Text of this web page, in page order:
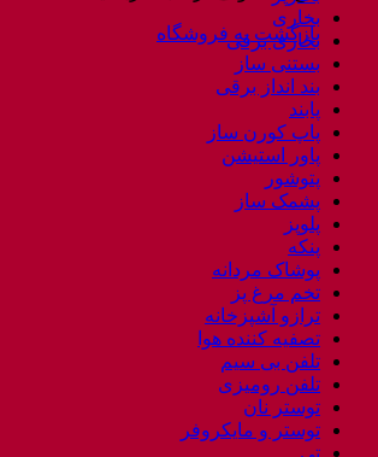
بازگشت به فروشگاه
بخاری
بخاری برقی
بستنی ساز
بند انداز برقی
پابند
پاپ کورن ساز
پاور استیشن
پتوشور
پشمک ساز
پلوپز
پنکه
پوشاک مردانه
تخم مرغ پز
ترازو آشپزخانه
تصفیه کننده هوا
تلفن بی سیم
تلفن رومیزی
توستر نان
توستر و مایکروفر
تی